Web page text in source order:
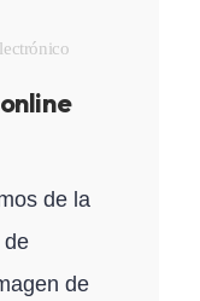
de la
de
de